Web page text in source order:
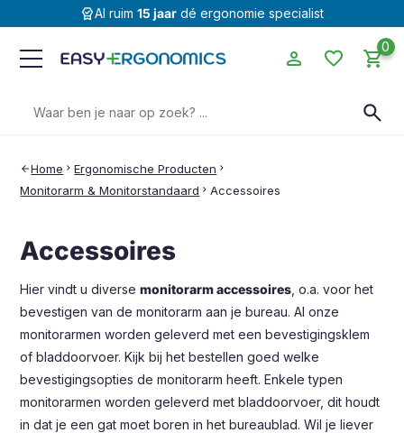
editor_choiceAl ruim 15 jaar dé ergonomie specialist
search
person favorite 0
shopping_cart
arrow_backHome chevron_rightErgonomische Producten chevron_right
Monitorarm & Monitorstandaard chevron_right Accessoires
Accessoires
Hier vindt u diversemonitorarm accessoires , o.a. voor het
bevestigen van de monitorarm aan je bureau. Al onze
monitorarmen worden geleverd met een bevestigingsklem
of bladdoorvoer. Kijk bij het bestellen goed welke
bevestigingsopties de monitorarm heeft. Enkele typen
monitorarmen worden geleverd met bladdoorvoer, dit houdt
in dat je een gat moet boren in het bureaublad. Wil je liever